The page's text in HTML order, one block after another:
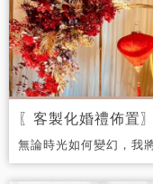
〖客製化婚禮佈置
無論時光如何變幻，我
停留在幸福的時刻。